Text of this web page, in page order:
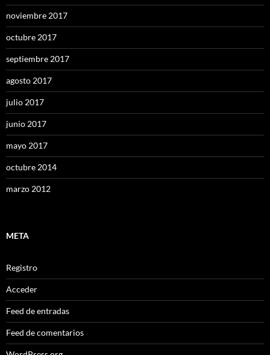
noviembre 2017
octubre 2017
septiembre 2017
agosto 2017
julio 2017
junio 2017
mayo 2017
octubre 2014
marzo 2012
META
Registro
Acceder
Feed de entradas
Feed de comentarios